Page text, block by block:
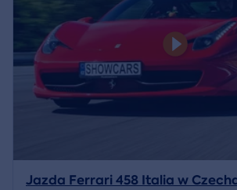
Jazda Ferrari 458 Italia w